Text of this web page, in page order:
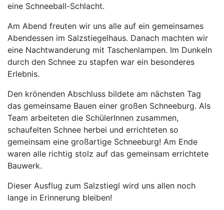
eine Schneeball-Schlacht.
Am Abend freuten wir uns alle auf ein gemeinsames
Abendessen im Salzstiegelhaus. Danach machten wir
eine Nachtwanderung mit Taschenlampen. Im Dunkeln
durch den Schnee zu stapfen war ein besonderes
Erlebnis.
Den krönenden Abschluss bildete am nächsten Tag
das gemeinsame Bauen einer großen Schneeburg. Als
Team arbeiteten die SchülerInnen zusammen,
schaufelten Schnee herbei und errichteten so
gemeinsam eine großartige Schneeburg! Am Ende
waren alle richtig stolz auf das gemeinsam errichtete
Bauwerk.
Dieser Ausflug zum Salzstiegl wird uns allen noch
lange in Erinnerung bleiben!